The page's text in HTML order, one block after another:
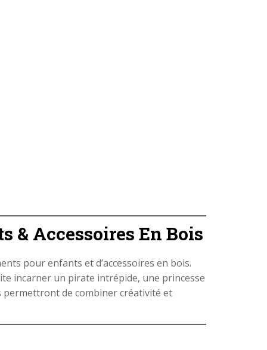
& Accessoires En Bois
pour enfants et d’accessoires en bois.
incarner un pirate intrépide, une princesse
permettront de combiner créativité et